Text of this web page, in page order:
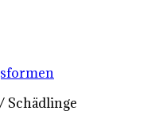
Schädlinge